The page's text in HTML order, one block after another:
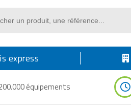
express
équipements